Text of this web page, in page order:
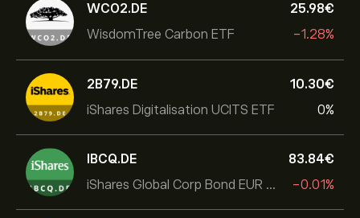
WCO2.DE
WisdomTree Carbon ETF
25.98‎€‎
-1.28%
2B79.DE
iShares Digitalisation UCITS ETF
10.30‎€‎
0%
IBCQ.DE
iShares Global Corp Bond EUR Hedged UCITS ETF Dist
83.84‎€‎
-0.01%